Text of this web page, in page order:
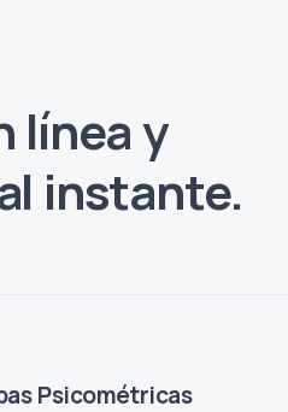
línea y
instante.
Psicométricas